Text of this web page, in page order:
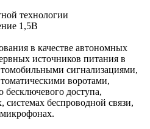
технологии
1,5В
в качестве автономных
источников питания в
сигнализациями,
воротами,
бесключевого доступа,
системах беспроводной связи,